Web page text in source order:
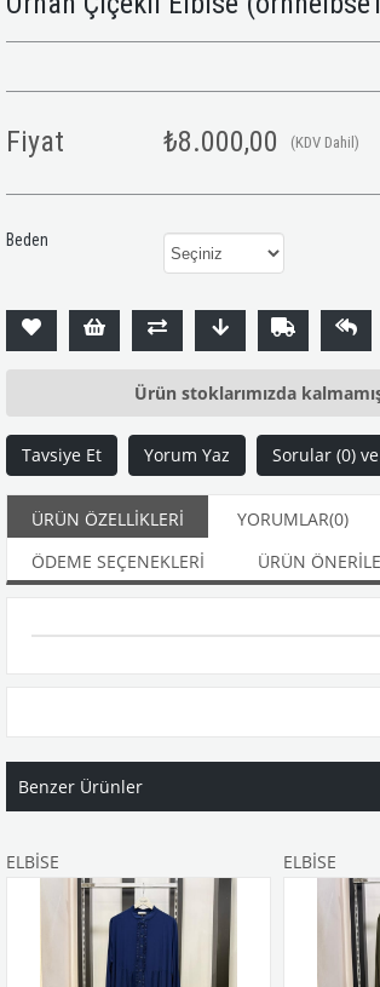
Fiyat ₺8.000,00 (KDV Dahil)
Beden
Ürün stoklarımızda
Tavsiye Et Yorum Yaz Sorular (0)
ÜRÜN ÖZELLIKLERI YORUMLAR(0)
ÖDEME SEÇENEKLERI
ÜRÜN
Benzer Ürünler
ELBİSE ELBİSE